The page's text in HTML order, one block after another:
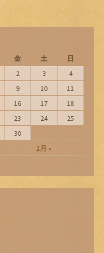
金 土 日
1月 »
2 3
4
9 10
11
16 17
18
23 24
25
30